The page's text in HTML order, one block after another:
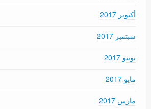
أكتوبر 2017
سبتمبر 2017
يونيو 2017
مايو 2017
مارس 2017